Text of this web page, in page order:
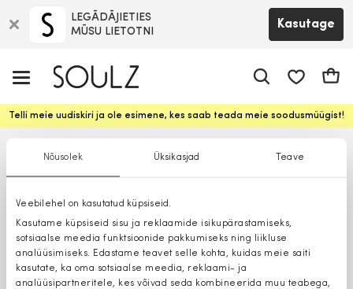
Nõusolek Üksikasjad Teave
Veebilehel on kasutatud küpsiseid.
Kasutame küpsiseid sisu ja reklaamide isikupärastamiseks,
sotsiaalse meedia funktsioonide pakkumiseks ning liikluse
analüüsimiseks. Edastame teavet selle kohta, kuidas meie saiti
kasutate, ka oma sotsiaalse meedia, reklaami- ja
analüüsipartneritele, kes võivad seda kombineerida muu teabega,
LEGĀDĀJIETIES
MŪSU LIETOTNI
Kasutage
Telli meie uudiskiri ja ole esimene, kes saab teada meie soodusmüügist!